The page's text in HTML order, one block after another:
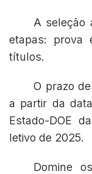
A seleção
etapas: prova
títulos.
O prazo
a partir da
Estado-DOE
letivo de 2025.
Domine